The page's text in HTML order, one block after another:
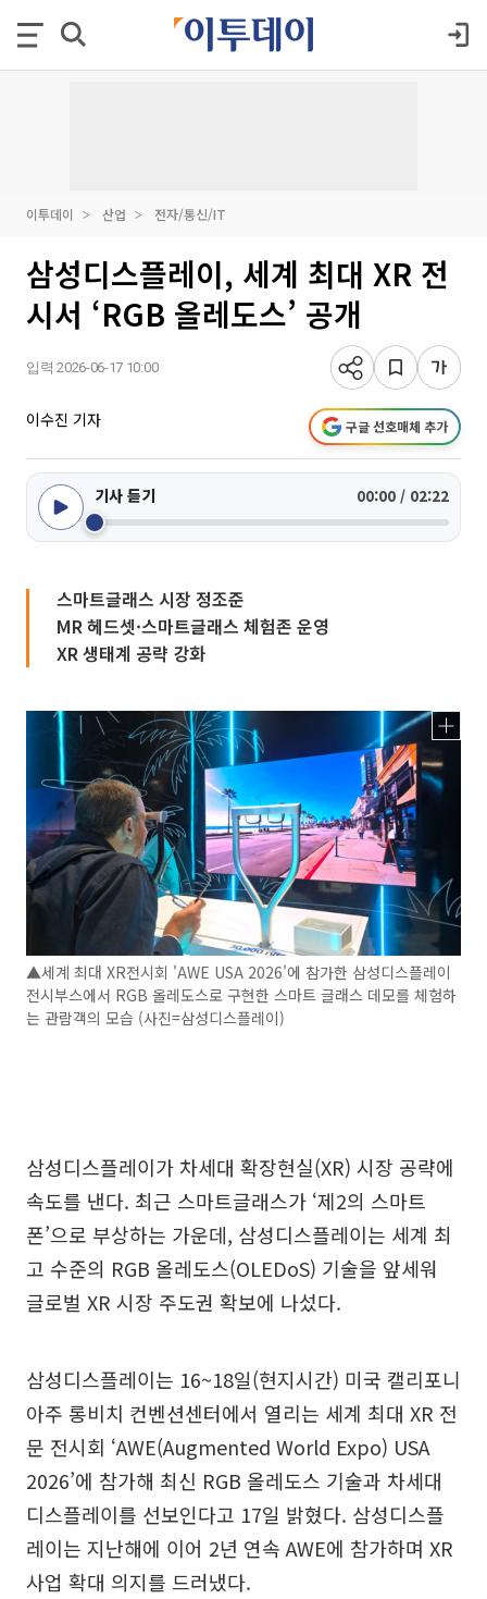
이투데이 산업 전자/통신/IT
삼성디스플레이, 세계 최대 XR 전
시서 ‘RGB 올레도스’ 공개
입력 2026-06-17 10:00
이수진 기자 구글 선호매체 추가
기사 듣기 00:00 / 02:22
스마트글래스 시장 정조준
MR 헤드셋·스마트글래스 체험존 운영
XR 생태계 공략 강화
▲세계 최대 XR전시회 'AWE USA 2026'에 참가한 삼성디스플레이
전시부스에서 RGB 올레도스로 구현한 스마트 글래스 데모를 체험하
는 관람객의 모습 (사진=삼성디스플레이)
삼성디스플레이가 차세대 확장현실(XR) 시장 공략에
속도를 낸다. 최근 스마트글래스가 ‘제2의 스마트
폰’으로 부상하는 가운데, 삼성디스플레이는 세계 최
고 수준의 RGB 올레도스(OLEDoS) 기술을 앞세워
글로벌 XR 시장 주도권 확보에 나섰다.
삼성디스플레이는 16~18일(현지시간) 미국 캘리포니
아주 롱비치 컨벤션센터에서 열리는 세계 최대 XR 전
문 전시회 ‘AWE(Augmented World Expo) USA
2026’에 참가해 최신 RGB 올레도스 기술과 차세대
디스플레이를 선보인다고 17일 밝혔다. 삼성디스플
레이는 지난해에 이어 2년 연속 AWE에 참가하며 XR
사업 확대 의지를 드러냈다.